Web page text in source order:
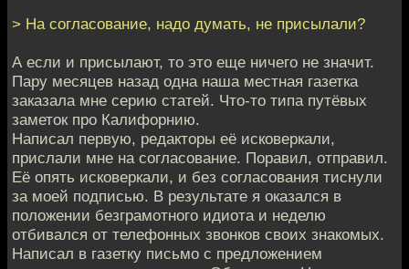
> На согласование, надо думать, не присылали?
А если и присылают, то это еще ничего не значит.
Пару месяцев назад одна наша местная газетка
заказала мне серию статей. Что-то типа путёвых
заметок про Калифорнию.
Написал первую, редакторы её исковеркали,
прислали мне на согласование. Поравил, отправил.
Её опять исковеркали, и без согласования тиснули
за моей подписью. В результате я оказался в
положении безграмотного идиота и неделю
отбивался от телефонных звонков своих знакомых.
Написал в газетку письмо с предложением